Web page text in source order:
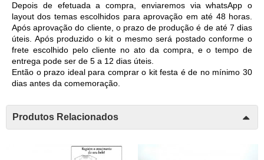
Depois de efetuada a compra, enviaremos via whatsApp o
layout dos temas escolhidos para aprovação em até 48 horas.
Após aprovação do cliente, o prazo de produção é de até 7 dias
úteis. Após produzido o kit o mesmo será postado conforme o
frete escolhido pelo cliente no ato da compra, e o tempo de
entrega pode ser de 5 a 12 dias úteis.
Então o prazo ideal para comprar o kit festa é de no mínimo 30
dias antes da comemoração.
Produtos Relacionados